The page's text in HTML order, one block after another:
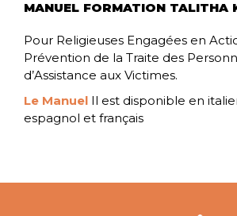
MANUEL FORMATION TALITHA
Pour Religieuses Engagées en
Prévention de la Traite des
d’Assistance aux Victimes.
Le Manuel Il est disponible en
espagnol et français